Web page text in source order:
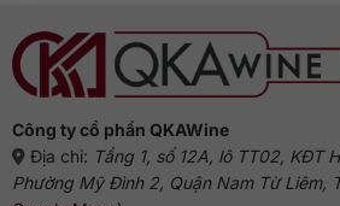
Công ty cổ phần QKAWine
Địa chỉ: Tầng 1, số 12A, lô TT02, KĐT
Phường Mỹ Đình 2, Quận Nam Từ Liêm,